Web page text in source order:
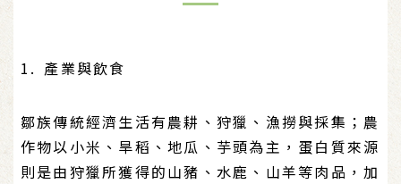
1. 產業與飲食
鄒族傳統經濟生活有農耕、狩獵、漁撈與採集；農
作物以小米、旱稻、地瓜、芋頭為主，蛋白質來源
則是由狩獵所獲得的山豬、水鹿、山羊等肉品，加